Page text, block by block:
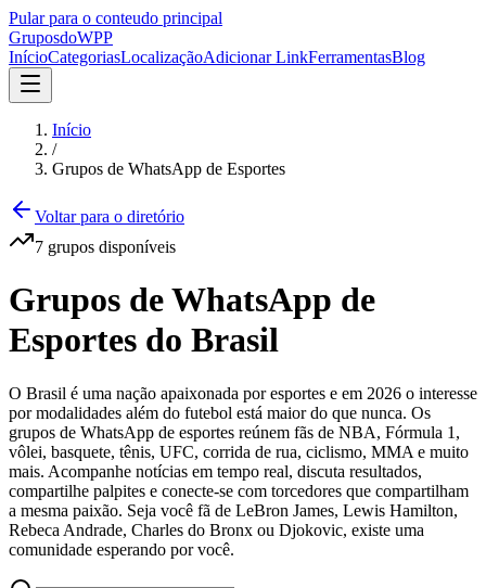
Pular para o conteudo principal
GruposdoWPP
InícioCategoriasLocalizaçãoAdicionar LinkFerramentasBlog
Início
/
Grupos de WhatsApp de Esportes
Voltar para o diretório
7 grupos disponíveis
Grupos de WhatsApp de
Esportes do Brasil
O Brasil é uma nação apaixonada por esportes e em 2026 o interesse
por modalidades além do futebol está maior do que nunca. Os
grupos de WhatsApp de esportes reúnem fãs de NBA, Fórmula 1,
vôlei, basquete, tênis, UFC, corrida de rua, ciclismo, MMA e muito
mais. Acompanhe notícias em tempo real, discuta resultados,
compartilhe palpites e conecte-se com torcedores que compartilham
a mesma paixão. Seja você fã de LeBron James, Lewis Hamilton,
Rebeca Andrade, Charles do Bronx ou Djokovic, existe uma
comunidade esperando por você.